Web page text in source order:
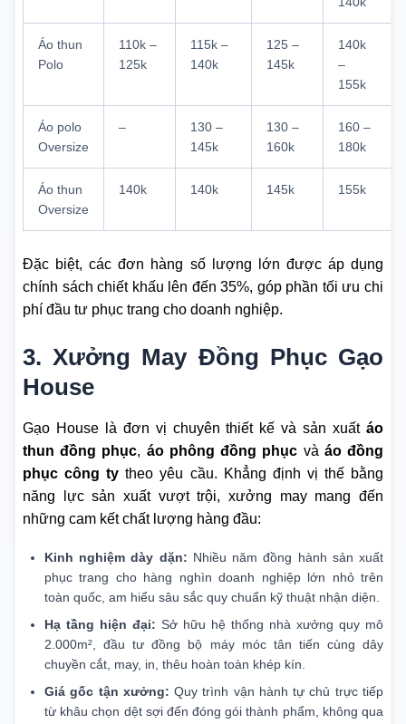
Áo thun
Polo
110k –
125k
115k –
140k
125 –
145k
140k
–
155k
Áo polo
Oversize
–
130 –
145k
130 –
160k
160 –
180k
Áo thun
Oversize
140k 140k 145k 155k
Đặc biệt, các đơn hàng số lượng lớn được áp dụng
chính sách chiết khấu lên đến 35%, góp phần tối ưu chi
phí đầu tư phục trang cho doanh nghiệp.
3. Xưởng May Đồng Phục Gạo
House
Gạo House là đơn vị chuyên thiết kế và sản xuất áo
thun đồng phục, áo phông đồng phục và áo đồng
phục công ty theo yêu cầu. Khẳng định vị thế bằng
năng lực sản xuất vượt trội, xưởng may mang đến
những cam kết chất lượng hàng đầu:
Kinh nghiệm dày dặn: Nhiều năm đồng hành sản xuất
phục trang cho hàng nghìn doanh nghiệp lớn nhỏ trên
toàn quốc, am hiểu sâu sắc quy chuẩn kỹ thuật nhận diện.
Hạ tầng hiện đại: Sở hữu hệ thống nhà xưởng quy mô
2.000m², đầu tư đồng bộ máy móc tân tiến cùng dây
chuyền cắt, may, in, thêu hoàn toàn khép kín.
Giá gốc tận xưởng: Quy trình vận hành tự chủ trực tiếp
từ khâu chọn dệt sợi đến đóng gói thành phẩm, không qua